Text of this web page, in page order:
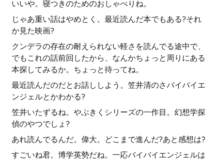
いいや。寝つきのためのおしゃべりね。
じゃあ重い話はやめとく。最近読んだ本でもある?それ
か見た映画?
クンデラの存在の耐えられない軽さを読んでる途中で、
でもこれの話前回したから、なんかちょっと周りにある
本探してみるか。ちょっと待ってね。
最近読んだのだとお話ししよう。笠井清のさバイバイエ
ンジェルとかわかる?
笠井いたずるね。やぶきくシリーズの一作目。幻想学探
偵のやつでしょ?
あれ読んでるんだ。偉大。どこまで進んだ?あと感想は?
すごいね君。博学英勢だね。一応バイバイエンジェルは